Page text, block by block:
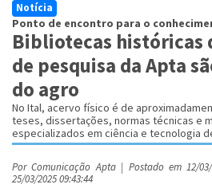
Notícia
Ponto de encontro para o
Bibliotecas históricas
de pesquisa da Apta
do agro
No Ital, acervo físico é de
teses, dissertações, normas técnicas e
especializados em ciência e tecnologia
Por Comunicação Apta | Postado em 12/
25/03/2025 09:43:44